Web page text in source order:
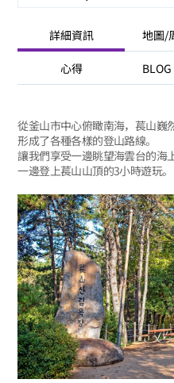
詳細資訊 地圖/
心得 BLOG
從釜山市中心俯瞰南海，萇山巍
形成了各種各樣的登山路線。
讓我們享受一邊眺望海雲台的海
一邊登上萇山山頂的3小時遊玩。